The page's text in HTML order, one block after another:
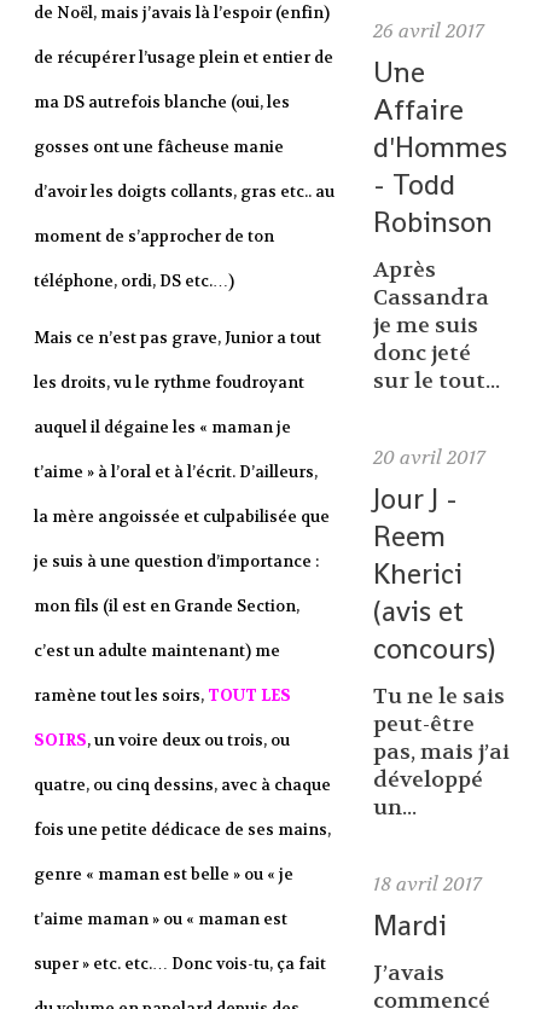
de Noël, mais j’avais là l’espoir (enfin)
de récupérer l’usage plein et entier de
ma DS autrefois blanche (oui, les
gosses ont une fâcheuse manie
d’avoir les doigts collants, gras etc.. au
moment de s’approcher de ton
téléphone, ordi, DS etc.…)
Mais ce n’est pas grave, Junior a tout
les droits, vu le rythme foudroyant
auquel il dégaine les « maman je
t’aime » à l’oral et à l’écrit. D’ailleurs,
la mère angoissée et culpabilisée que
je suis à une question d’importance :
mon fils (il est en Grande Section,
c’est un adulte maintenant) me
ramène tout les soirs, TOUT LES
SOIRS, un voire deux ou trois, ou
quatre, ou cinq dessins, avec à chaque
fois une petite dédicace de ses mains,
genre « maman est belle » ou « je
t’aime maman » ou « maman est
super » etc. etc.… Donc vois-tu, ça fait
26 avril 2017
Une
Affaire
d'Hommes
- Todd
Robinson
Après
Cassandra
je me suis
donc jeté
sur le tout...
20 avril 2017
Jour J -
Reem
Kherici
(avis et
concours)
Tu ne le sais
peut-être
pas, mais j’ai
développé
un...
18 avril 2017
Mardi
J’avais
commencé